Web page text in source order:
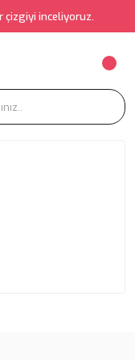
çizgiyi inceliyoruz.